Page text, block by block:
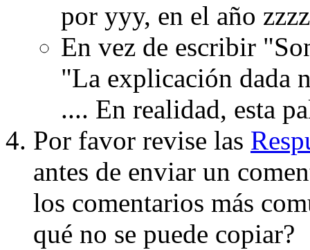
por yyy, en el año
En vez de escribir
"La explicación dada
.... En realidad, esta
Por favor revise las
antes de enviar un
los comentarios más
qué no se puede copiar?